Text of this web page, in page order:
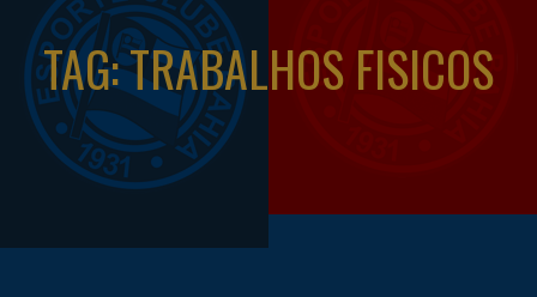
TAG: TRABALHOS FISICOS